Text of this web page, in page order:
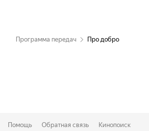
Программа передач Про добро
Помощь Обратная связь Кинопоиск